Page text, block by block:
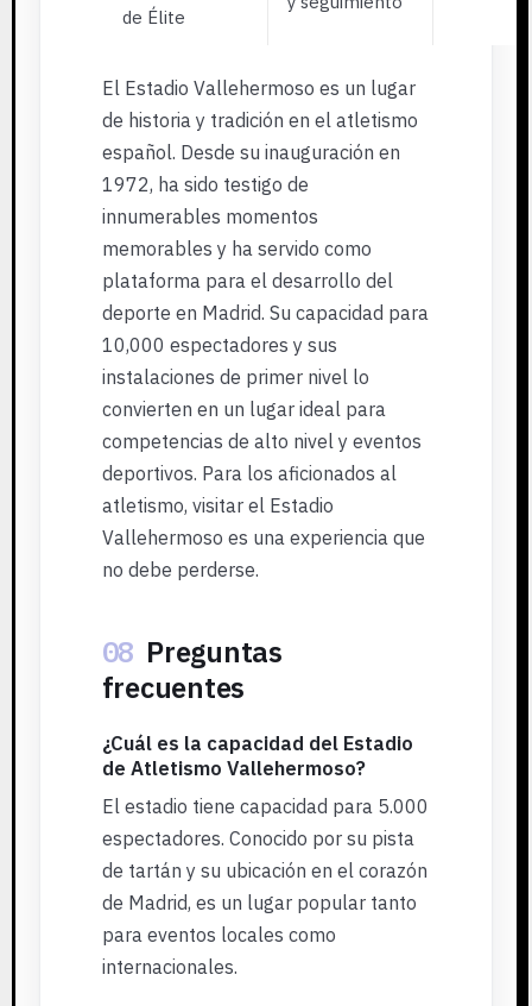
de Élite
El Estadio Vallehermoso es un lugar
de historia y tradición en el atletismo
español. Desde su inauguración en
1972, ha sido testigo de
innumerables momentos
memorables y ha servido como
plataforma para el desarrollo del
deporte en Madrid. Su capacidad para
10,000 espectadores y sus
instalaciones de primer nivel lo
convierten en un lugar ideal para
competencias de alto nivel y eventos
deportivos. Para los aficionados al
atletismo, visitar el Estadio
Vallehermoso es una experiencia que
no debe perderse.
08 Preguntas
frecuentes
¿Cuál es la capacidad del Estadio
de Atletismo Vallehermoso?
El estadio tiene capacidad para 5.000
espectadores. Conocido por su pista
de tartán y su ubicación en el corazón
de Madrid, es un lugar popular tanto
para eventos locales como
internacionales.